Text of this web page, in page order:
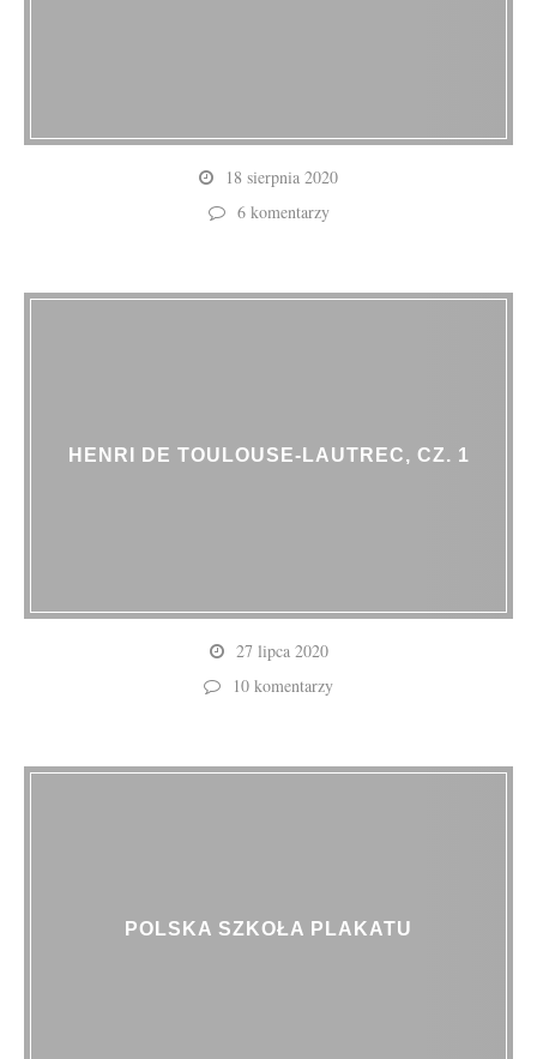
18 sierpnia 2020
6 komentarzy
HENRI DE TOULOUSE-LAUTREC, CZ. 1
27 lipca 2020
10 komentarzy
POLSKA SZKOŁA PLAKATU